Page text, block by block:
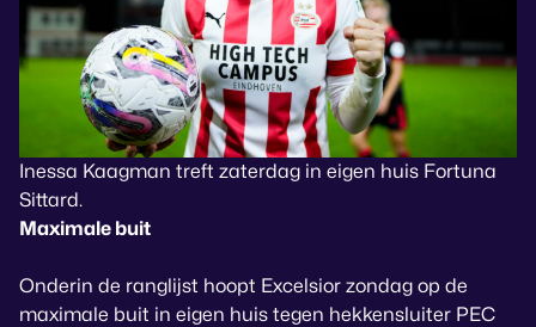
Inessa Kaagman treft zaterdag in eigen huis Fortuna
Sittard.
Maximale buit
Onderin de ranglijst hoopt Excelsior zondag op de
maximale buit in eigen huis tegen hekkensluiter PEC